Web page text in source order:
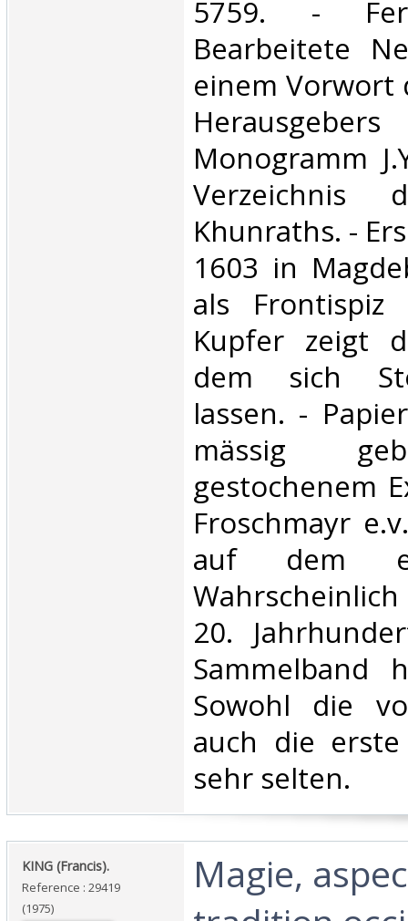
5759. -
Bearbeitete
einem Vorwort
Monogramm
Verzeichnis
Khunraths. -
1603 in
als Frontispiz
Kupfer zeigt
dem sich
lassen. -
mässig
gestochenem
Froschmayr
auf dem
20.
Sammelband
Sowohl die
auch die
sehr selten.‎
‎KING (Francis).‎
Reference : 29419
(1975)
‎Magie,